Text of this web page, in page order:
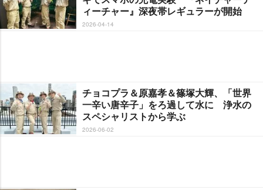
ィーチャー』深夜帯レギュラーが開始
2026-04-14
チョコプラ＆原嘉孝＆篠塚大輝、「世界
一辛い唐辛子」をろ過して水に 浄水の
スペシャリストから学ぶ
2026-06-02